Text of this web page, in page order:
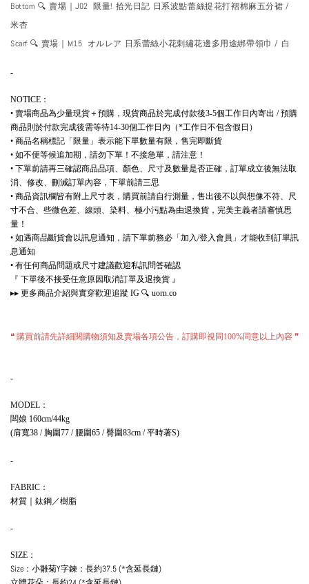
Bottom 🔍 賣場｜J02 限量! 拾光日記 日系波點蕾絲提花打褶棉麻五分裙 /
米杏
Scarf 🔍 賣場｜M15 オルレア 日系蕾絲小花刺繡花邊多用途綁帶領巾 / 白
-
NOTICE ：
• 賣場商品為少量現貨＋預購，現貨商品於完成付款後3-5個工作日內寄出 /預購
商品則於付款完成後需等待14-30個工作日內（*工作日不包含假日）
• 商品名稱標記「限量」表示能下單數量有限，售完即斷貨
• 如不便等候追加期，請勿下單！不接急單，請注意！
• 下單前請再三確認商品品項、顏色、尺寸及數量是否正確，訂單成立後無法取
消、修改、刪減訂單內容，下單前請三思
• 商品資訊欄皆有附上尺寸表，購買前請自行測量，售出後不以與想像不符、尺
寸不合、些微色差、線頭、染料、極小污點為由退換貨，完美主義者請審慎思
量！
• 如遇商品斷貨會以訊息通知，請下單前務必「加入/登入會員」才能收到訂單訊
息通知
• 有任何商品問題或尺寸建議歡迎私訊問答確認
『 下單後不接受任意原因取消訂單及退換貨 』
▸▸ 更多商品介紹與實穿歡迎追蹤 IG 🔍 uorn.co
❝ 購買前請先詳細閱購物須知及賣場各項公告，訂購即視同100%同意以上內容 ❞
-
MODEL ：
闆娘 160cm/44kg
(肩寬38 / 胸圍77 / 腰圍65 /臀圍83cm /平時著S)
-
FABRIC ：
材質｜鈦鋼／樹脂
-
SIZE：
Size：小雛菊Y字鍊：長約37.5 (*含延長鏈)